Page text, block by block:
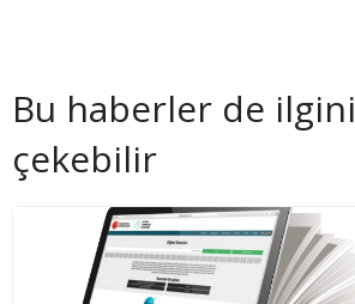
Bu haberler de ilgini
çekebilir